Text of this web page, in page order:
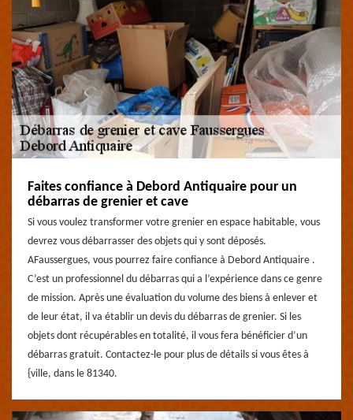
Faites confiance à Debord Antiquaire pour un
débarras de grenier et cave
Si vous voulez transformer votre grenier en espace habitable, vous
devrez vous débarrasser des objets qui y sont déposés.
AFaussergues, vous pourrez faire confiance à Debord Antiquaire .
C’est un professionnel du débarras qui a l’expérience dans ce genre
de mission. Après une évaluation du volume des biens à enlever et
de leur état, il va établir un devis du débarras de grenier. Si les
objets dont récupérables en totalité, il vous fera bénéficier d’un
débarras gratuit. Contactez-le pour plus de détails si vous êtes à
{ville, dans le 81340.